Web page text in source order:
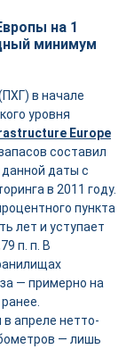
на 1
минимум
в начале
уровня
Europe
составил
данной даты с
в 2011 году.
пункта
лет и уступает
п. п. В
— примерно на
апреле нетто-
— лишь